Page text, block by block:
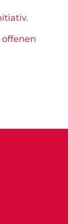
.
offenen